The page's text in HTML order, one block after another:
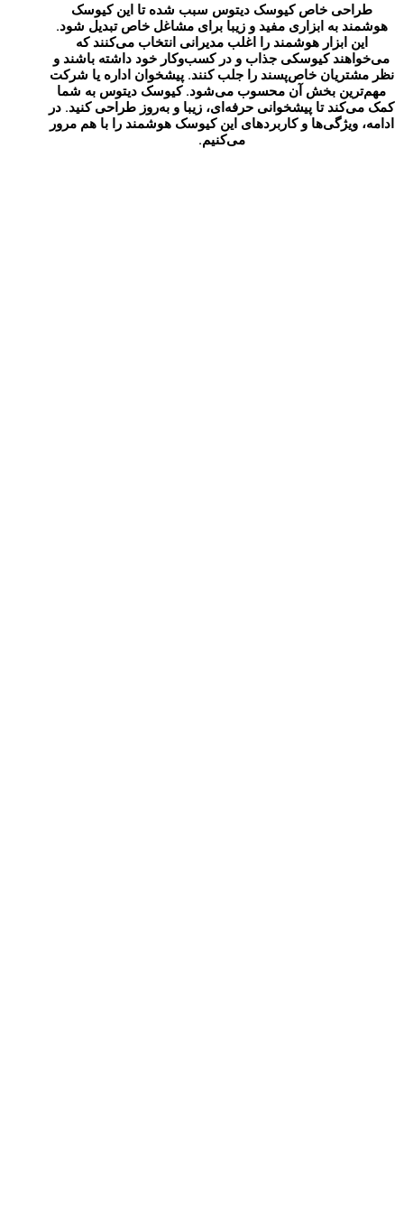
طراحی خاص کیوسک دیتوس سبب شده تا این کیوسک
هوشمند به ابزاری مفید و زیبا برای مشاغل خاص تبدیل شود.
این ابزار هوشمند را اغلب مدیرانی انتخاب می‌کنند که
می‌خواهند کیوسکی جذاب و در کسب‌وکار خود داشته باشند و
نظر مشتریان خاص‌پسند را جلب کنند. پیشخوان اداره یا شرکت
مهم‌ترین بخش آن محسوب می‌شود. کیوسک دیتوس به شما
کمک می‌کند تا پیشخوانی حرفه‌ای، زیبا و به‌روز طراحی کنید. در
ادامه، ویژگی‌ها و کاربردهای این کیوسک هوشمند را با هم مرور
می‌کنیم.